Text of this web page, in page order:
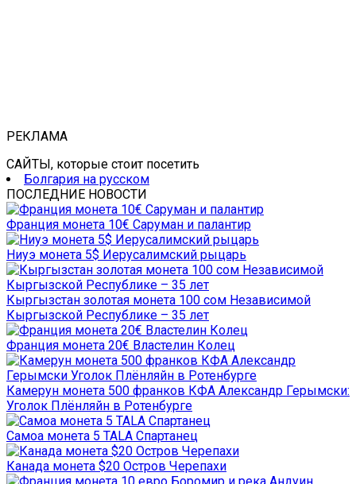
РЕКЛАМА
САЙТЫ, которые стоит посетить
Болгария на русском
ПОСЛЕДНИЕ НОВОСТИ
Франция монета 10€ Саруман и палантир
Ниуэ монета 5$ Иерусалимский рыцарь
Кыргызстан золотая монета 100 сом Независимой
Кыргызской Республике – 35 лет
Франция монета 20€ Властелин Колец
Камерун монета 500 франков КФА Александр Герымски:
Уголок Плёнляйн в Ротенбурге
Самоа монета 5 TALA Спартанец
Канада монета $20 Остров Черепахи